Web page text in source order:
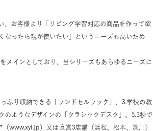
、お客様より「リビング学習対応の商品を作って欲
なったら親が使いたい」というニーズも高いため
メインとしており、当シリーズもあらゆるニーズに
ぷり収納できる「ランドセルラック」、3.学校の教
ようなデザインの「クラシックデスク」、5.3秒で
（www.xyl.jp）又は直営3店舗（浜松、松本、深川）